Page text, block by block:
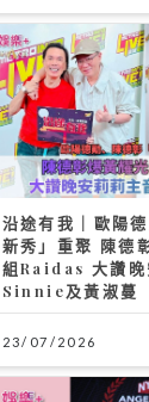
美心集團70周年
推100萬元餐飲
09/07/2026